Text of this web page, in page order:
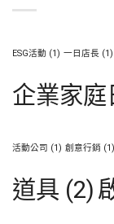
ESG活動 (1) 一日店長 (1)
企業家庭
活動公司 (1) 創意行銷 (1)
道具 (2)